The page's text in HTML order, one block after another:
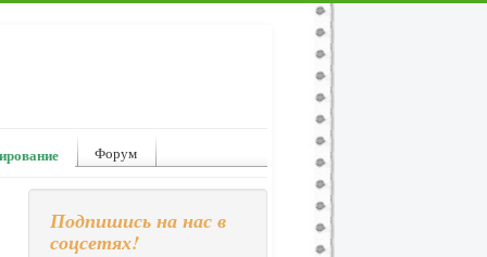
Форум
Подпишись на нас в
соцсетях!